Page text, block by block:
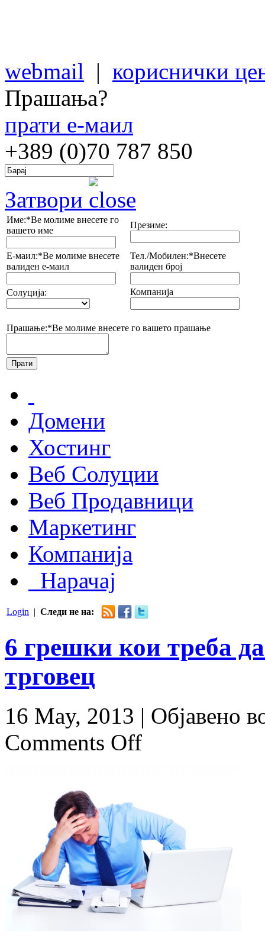
webmail | кориснички
Прашања?
прати е-маил
+389 (0)70 787 850
Затвори
Име:*Ве молиме внесете го
вашето име
Презиме:
Е-маил:*Ве молиме внесете
валиден е-маил
Тел./Мобилен:*Внесете
валиден број
Солуција: Компанија
Прашање:*Ве молиме внесете го вашето прашање
Домени
Хостинг
Веб Солуции
Веб Продавници
Маркетинг
Компанија
Нарачај
Login | Следи не на:
6 грешки кои треба
трговец
16 May, 2013 | Објавено
Comments Off